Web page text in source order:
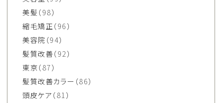
美髪（98）
縮毛矯正（96）
美容院 （94）
髪質改善（92）
東京（87）
髪質改善カラー （86）
頭皮ケア（81）